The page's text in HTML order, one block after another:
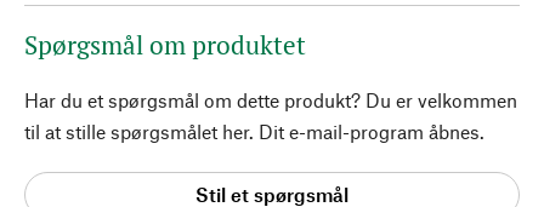
Spørgsmål om produktet
Har du et spørgsmål om dette produkt? Du er velkommen
til at stille spørgsmålet her. Dit e-mail-program åbnes.
Stil et spørgsmål